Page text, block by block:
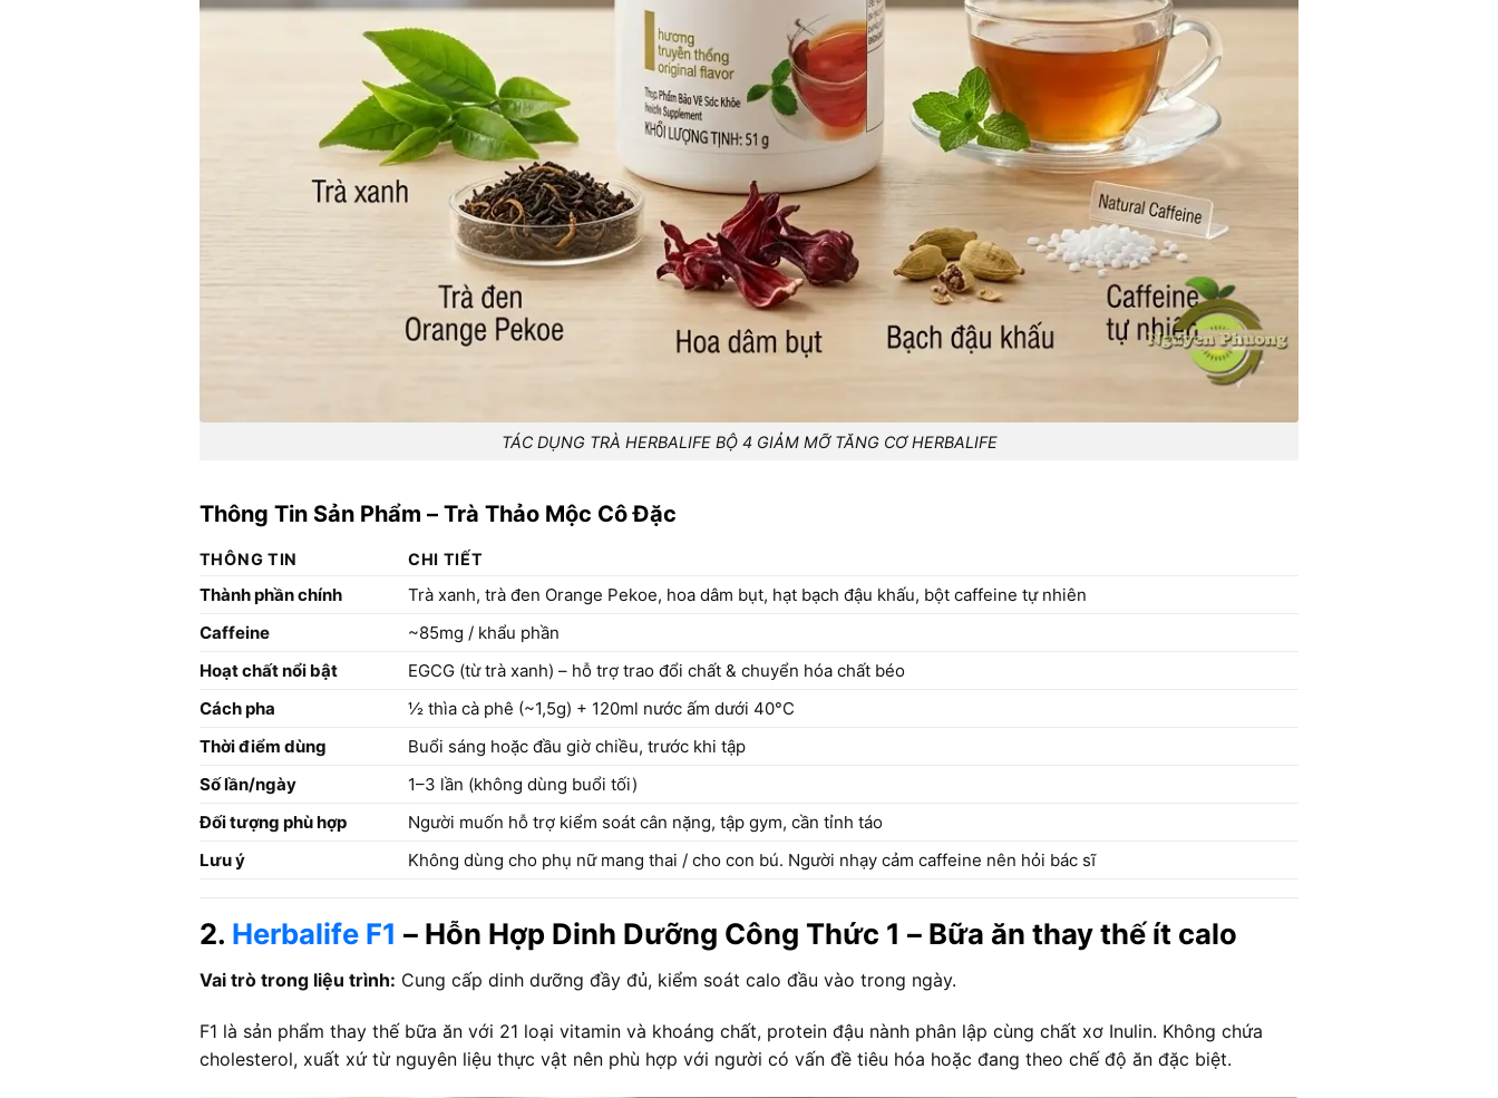
TÁC DỤNG TRÀ HERBALIFE BỘ 4 GIẢM MỠ TĂNG CƠ HERBALIFE
Thông Tin Sản Phẩm – Trà Thảo Mộc Cô Đặc
THÔNG TIN CHI TIẾT
Thành phần chính
Trà xanh, trà đen Orange Pekoe, hoa dâm bụt, hạt bạch đậu khấu, bột caffeine tự nhiên
Caffeine
~85mg / khẩu phần
Hoạt chất nổi bật
EGCG (từ trà xanh) – hỗ trợ trao đổi chất & chuyển hóa chất béo
Cách pha
½ thìa cà phê (~1,5g) + 120ml nước ấm dưới 40°C
Thời điểm dùng
Buổi sáng hoặc đầu giờ chiều, trước khi tập
Số lần/ngày
1–3 lần (không dùng buổi tối)
Đối tượng phù hợp
Người muốn hỗ trợ kiểm soát cân nặng, tập gym, cần tỉnh táo
Lưu ý
Không dùng cho phụ nữ mang thai / cho con bú. Người nhạy cảm caffeine nên hỏi bác sĩ
2. Herbalife F1 – Hỗn Hợp Dinh Dưỡng Công Thức 1 – Bữa ăn thay thế ít calo
Vai trò trong liệu trình: Cung cấp dinh dưỡng đầy đủ, kiểm soát calo đầu vào trong ngày.
F1 là sản phẩm thay thế bữa ăn với 21 loại vitamin và khoáng chất, protein đậu nành phân lập cùng chất xơ Inulin. Không chứa
cholesterol, xuất xứ từ nguyên liệu thực vật nên phù hợp với người có vấn đề tiêu hóa hoặc đang theo chế độ ăn đặc biệt.